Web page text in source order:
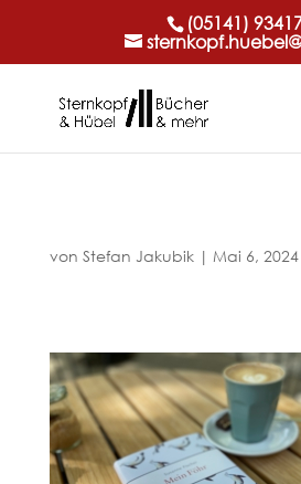
(05141)
von Stefan Jakubik| Mai 6, 2024